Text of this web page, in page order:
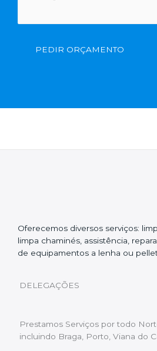
PEDIR ORÇAMENTO
Oferecemos diversos serviços:
limpa chaminés, assistência,
de equipamentos a lenha ou
DELEGAÇÕES
Prestamos Serviços por todo
incluindo Braga, Porto, Viana do